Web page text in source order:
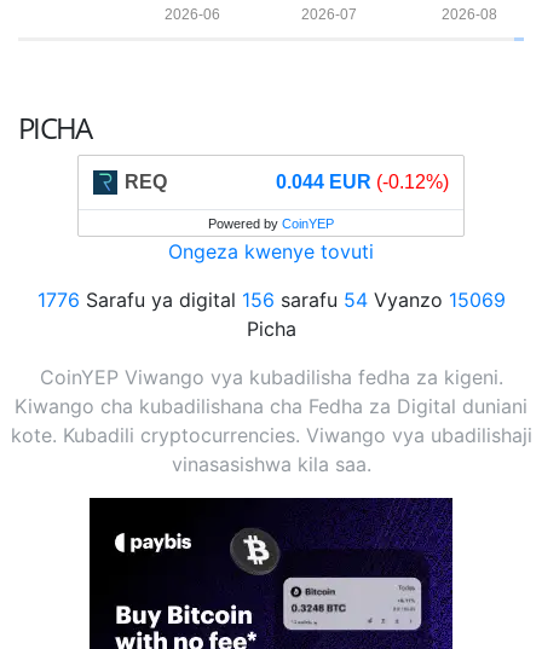
2026-08
2026-07
2026-06
PICHA
REQ 0.044 EUR (-0.12%)
Powered by CoinYEP
Ongeza kwenye tovuti
1776 Sarafu ya digital 156 sarafu 54Vyanzo 15069
Picha
CoinYEP Viwango vya kubadilisha fedha za kigeni.
Kiwango cha kubadilishana cha Fedha za Digital duniani
kote. Kubadili cryptocurrencies. Viwango vya ubadilishaji
vinasasishwa kila saa.